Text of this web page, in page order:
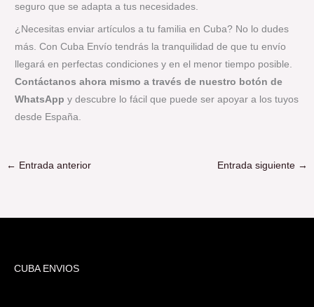
seguro que se adapta a tus necesidades.
¿Necesitas enviar artículos a tu familia en Cuba? No lo dudes
más. Con Cuba Envío tendrás la tranquilidad de que tu envío
llegará en perfectas condiciones y en el menor tiempo posible.
Contáctanos ahora mismo a través de nuestro botón de
WhatsApp y descubre lo fácil que puede ser apoyar a los tuyos
desde España.
← Entrada anterior Entrada siguiente →
CUBA ENVIOS